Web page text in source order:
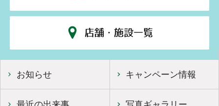
店舗・施設一覧
お知らせ キャンペーン情報